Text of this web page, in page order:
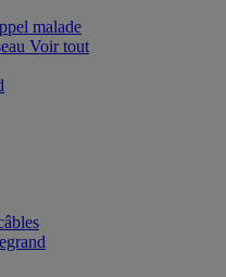
malade
Voir tout